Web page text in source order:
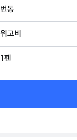
번동
위고비
1펜